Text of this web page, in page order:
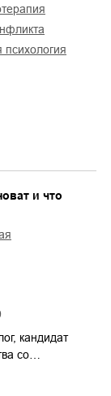
психология
и что
кандидат
со…